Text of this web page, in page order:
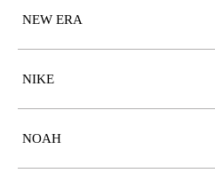
NEW ERA
NIKE
NOAH